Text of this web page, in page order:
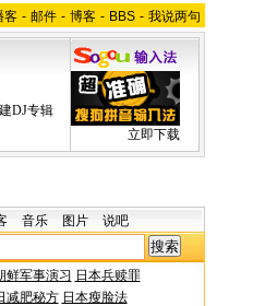
客 - 邮件 - 博客 - BBS - 我说两句
DJ专辑
立即下载
音乐 图片 说吧
鲜军事演习 日本兵赎罪
减肥秘方 日本瘦脸法